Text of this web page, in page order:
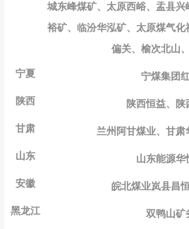
城东峰煤矿、太原西峪、盂县
裕矿、临汾华泓矿、太原煤气
偏关、榆次北山
宁夏 宁煤集团
陕西 陕西恒益、陕
甘肃 兰州阿甘煤业、甘肃
山东 山东能源华
安徽 皖北煤业岚县昌
黑龙江 双鸭山矿